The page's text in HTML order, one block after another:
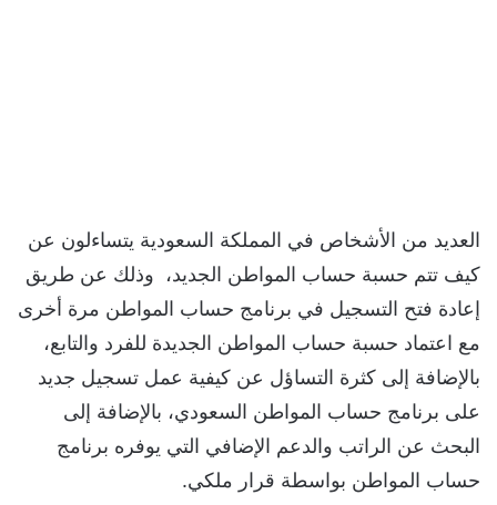
العديد من الأشخاص في المملكة السعودية يتساءلون عن
كيف تتم حسبة حساب المواطن الجديد، وذلك عن طريق
إعادة فتح التسجيل في برنامج حساب المواطن مرة أخرى
مع اعتماد حسبة حساب المواطن الجديدة للفرد والتابع،
بالإضافة إلى كثرة التساؤل عن كيفية عمل تسجيل جديد
على برنامج حساب المواطن السعودي، بالإضافة إلى
البحث عن الراتب والدعم الإضافي التي يوفره برنامج
حساب المواطن بواسطة قرار ملكي.